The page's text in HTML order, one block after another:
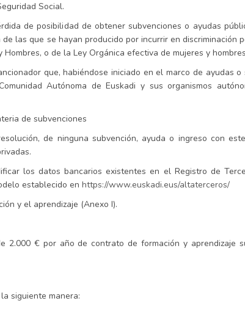
Social.
de posibilidad de obtener subvenciones o ayudas
las que se hayan producido por incurrir en discriminación
o de la Ley Orgánica efectiva de mujeres y
que, habiéndose iniciado en el marco de ayudas o
Autónoma de Euskadi y sus organismos
de subvenciones
de ninguna subvención, ayuda o ingreso con
los datos bancarios existentes en el Registro de
establecido en https://www.euskadi.eus/altaterceros/
y el aprendizaje (Anexo I).
2.000 € por año de contrato de formación y aprendizaje
siguiente manera: